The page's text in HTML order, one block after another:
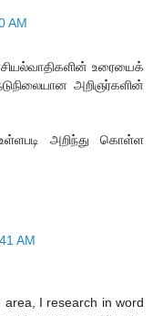
AM
உரையைக்
அறிஞர்களின்
அறிந்து கொள்ள
AM
I research in word